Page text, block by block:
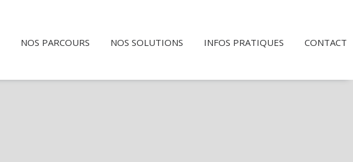
NOS PARCOURS NOS SOLUTIONS INFOS PRATIQUES CONTACT